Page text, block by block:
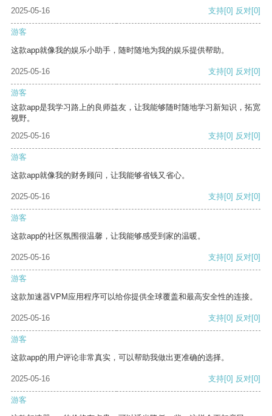
2025-05-16
支持[0] 反对[0]
游客
这款app就像我的娱乐小助手，随时随地为我的娱乐提供帮助。
2025-05-16 支持[0] 反对[0]
游客
这款app是我学习路上的良师益友，让我能够随时随地学习新知识，拓宽
视野。
2025-05-16
支持[0] 反对[0]
游客
这款app就像我的财务顾问，让我能够省钱又省心。
2025-05-16 支持[0] 反对[0]
游客
这款app的社区氛围很温馨，让我能够感受到家的温暖。
2025-05-16 支持[0] 反对[0]
游客
这款加速器VPM应用程序可以给你提供全球覆盖和最高安全性的连接。
2025-05-16 支持[0] 反对[0]
游客
这款app的用户评论非常真实，可以帮助我做出更准确的选择。
2025-05-16 支持[0] 反对[0]
游客